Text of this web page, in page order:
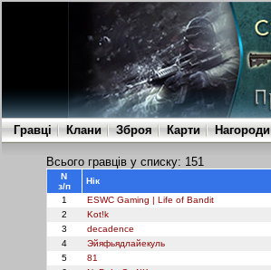
Гравці Клани Зброя Карти Нагороди